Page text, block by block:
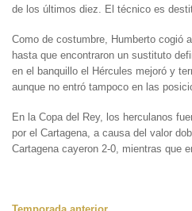
de los últimos diez. El técnico es
Como de costumbre, Humberto cogió
hasta que encontraron un sustituto
en el banquillo el Hércules mejoró y
aunque no entró tampoco en las
En la Copa del Rey, los herculanos
por el Cartagena, a causa del valor
Cartagena cayeron 2-0, mientras que